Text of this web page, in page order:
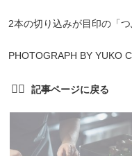
2本の切り込みが目印の「
PHOTOGRAPH BY YUKO